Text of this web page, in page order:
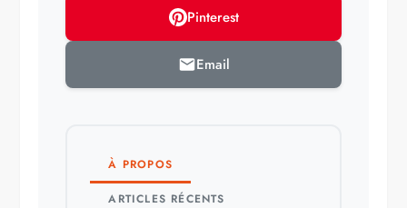
Pinterest
Email
À PROPOS
ARTICLES RÉCENTS